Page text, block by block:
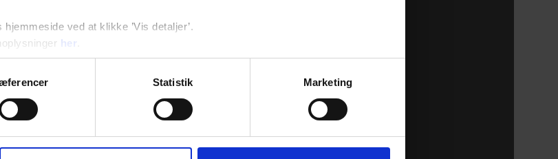
ved at klikke ’Vis detaljer’.
her
Statistik Marketing